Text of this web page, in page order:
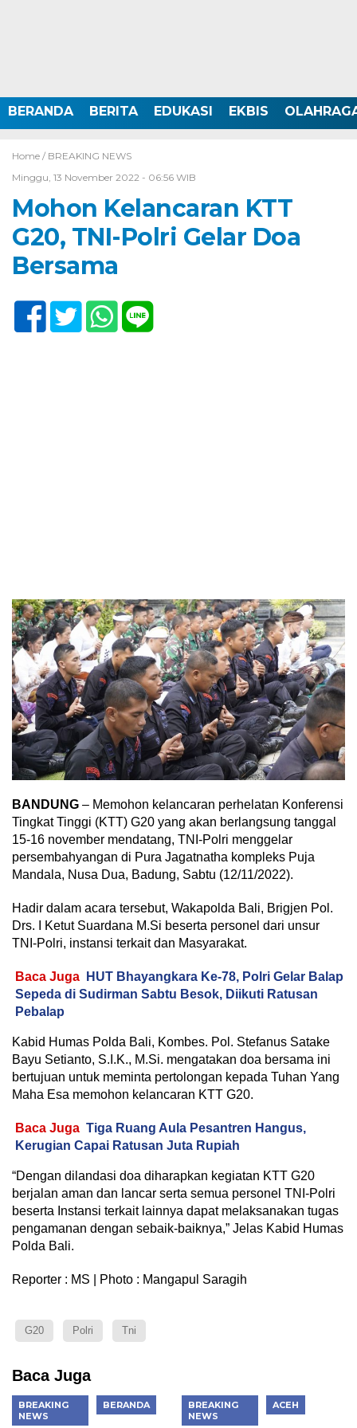
BERANDA BERITA EDUKASI EKBIS
Home / BREAKING NEWS
Minggu, 13 November 2022 - 06:56 WIB
Mohon Kelancaran KTT
G20, TNI-Polri Gelar Doa
Bersama
BANDUNG – Memohon kelancaran perhelatan Konferensi
Tingkat Tinggi (KTT) G20 yang akan berlangsung tanggal
15-16 november mendatang, TNI-Polri menggelar
persembahyangan di Pura Jagatnatha kompleks Puja
Mandala, Nusa Dua, Badung, Sabtu (12/11/2022).
Hadir dalam acara tersebut, Wakapolda Bali, Brigjen Pol.
Drs. I Ketut Suardana M.Si beserta personel dari unsur
TNI-Polri, instansi terkait dan Masyarakat.
Baca Juga
HUT Bhayangkara Ke-78, Polri Gelar Balap
Sepeda di Sudirman Sabtu Besok, Diikuti Ratusan
Pebalap
Kabid Humas Polda Bali, Kombes. Pol. Stefanus Satake
Bayu Setianto, S.I.K., M.Si. mengatakan doa bersama ini
bertujuan untuk meminta pertolongan kepada Tuhan Yang
Maha Esa memohon kelancaran KTT G20.
Baca Juga Tiga Ruang Aula Pesantren Hangus,
Kerugian Capai Ratusan Juta Rupiah
“Dengan dilandasi doa diharapkan kegiatan KTT G20
berjalan aman dan lancar serta semua personel TNI-Polri
beserta Instansi terkait lainnya dapat melaksanakan tugas
pengamanan dengan sebaik-baiknya,” Jelas Kabid Humas
Polda Bali.
Reporter : MS | Photo : Mangapul Saragih
G20 Polri Tni
Baca Juga
BREAKING
NEWS
BERANDA
BREAKING
NEWS
ACEH